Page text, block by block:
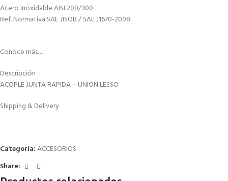
Acero Inoxidable AISI 200/300
Ref. Normativa SAE JISOB / SAE J1670-2008
Conoce más…
Descripción
ACOPLE JUNTA RAPIDA – UNION LESSO
Shipping & Delivery
Categoría:ACCESORIOS
Share: